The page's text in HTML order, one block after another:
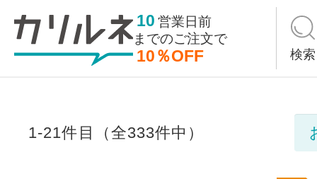
10 営業日前
までのご注文で
10％OFF 検索
1-21件目（全333件中）